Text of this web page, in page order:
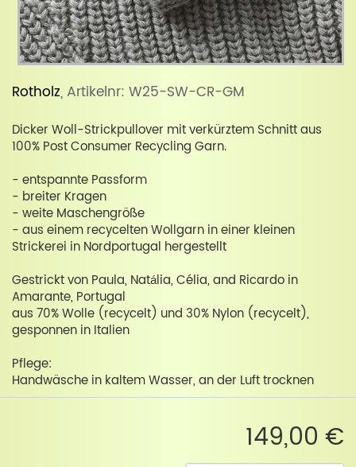
Rotholz, Artikelnr: W25-SW-CR-GM
Dicker Woll-Strickpullover mit verkürztem Schnitt aus
100% Post Consumer Recycling Garn.
- entspannte Passform
- breiter Kragen
- weite Maschengröße
- aus einem recycelten Wollgarn in einer kleinen
Strickerei in Nordportugal hergestellt
Gestrickt von Paula, Natália, Célia, and Ricardo in
Amarante, Portugal
aus 70% Wolle (recycelt) und 30% Nylon (recycelt),
gesponnen in Italien
Pflege:
Handwäsche in kaltem Wasser, an der Luft trocknen
149,00 €